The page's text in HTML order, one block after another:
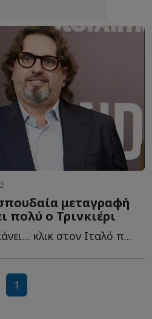
μεταγραφή
πολύ ο Τρινκιέρι
κλικ στον Ιταλό π...
1